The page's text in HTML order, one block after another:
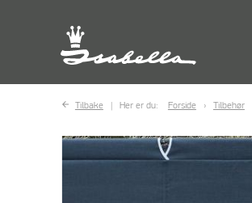
Tilbake Her er du: Forside Tilbehør